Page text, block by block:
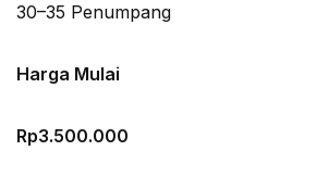
30–35 Penumpang
Harga Mulai
Rp3.500.000